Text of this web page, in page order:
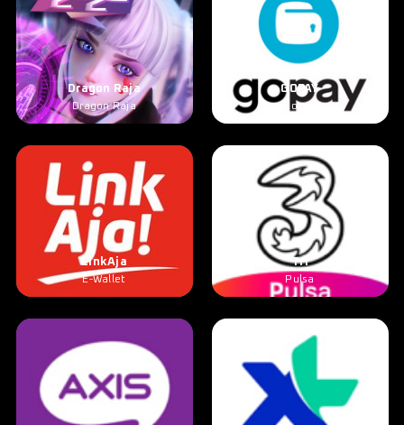
Dragon Raja
Dragon Raja
GOPAY
Gopay
LinkAja
E-Wallet
Tri
Pulsa